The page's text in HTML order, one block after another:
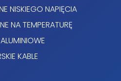
NISKIEGO NAPIĘCIA
NA TEMPERATURĘ
KABLE